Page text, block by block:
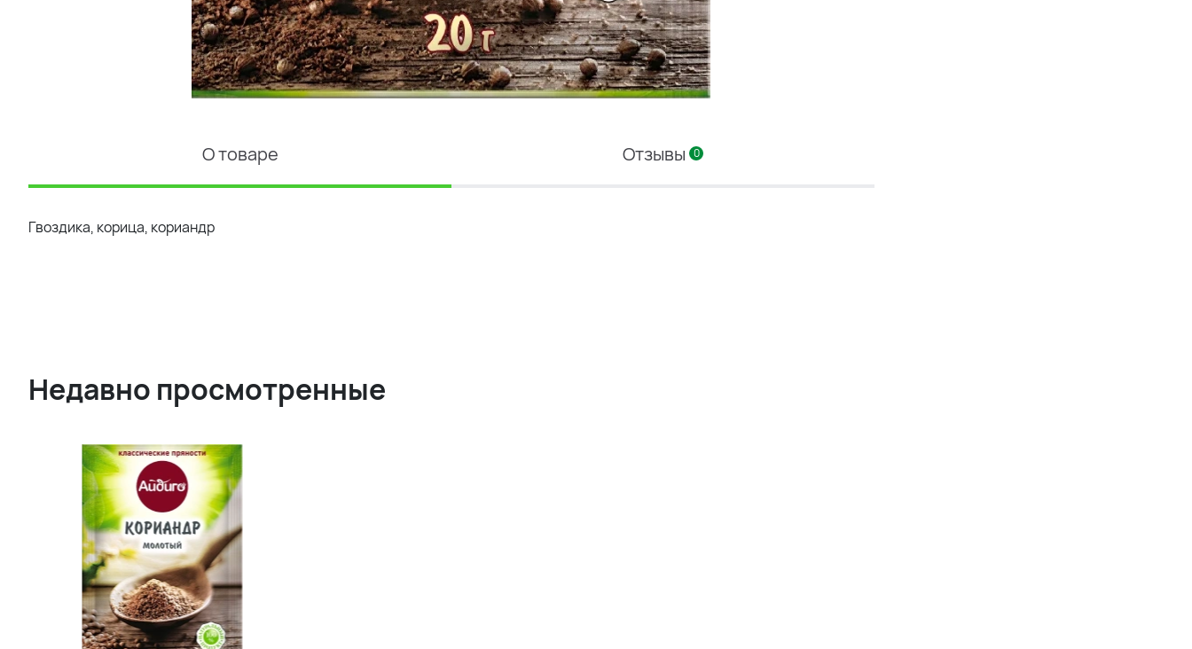
О товаре Отзывы 0
Гвоздика, корица, кориандр
Недавно просмотренные